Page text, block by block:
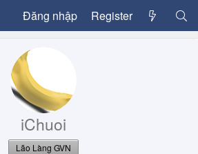
Đăng nhập Register
iChuoi
Lão Làng GVN